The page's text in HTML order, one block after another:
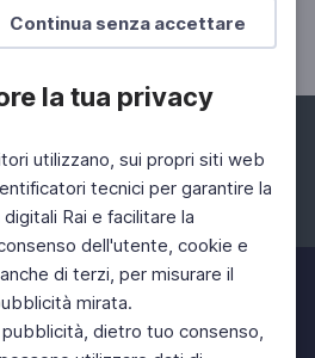
Continua senza accettare
la tua privacy
utilizzano, sui propri siti web
tecnici per garantire la
Rai e facilitare la
dell'utente, cookie e
di terzi, per misurare il
mirata.
dietro tuo consenso,
Instagram Twitter